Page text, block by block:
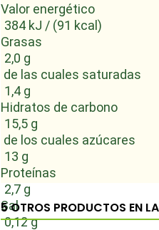
Valor energético
384 kJ / (91 kcal)
Grasas
2,0 g
de las cuales saturadas
1,4 g
Hidratos de carbono
15,5 g
de los cuales azúcares
13 g
Proteínas
2,7 g
Sal
0,12 g
5 OTROS PRODUCTOS EN